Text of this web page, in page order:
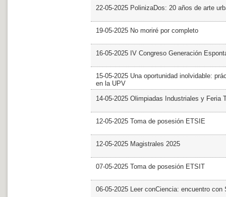
22-05-2025 PolinizaDos: 20 años de arte
19-05-2025 No moriré por completo
16-05-2025 IV Congreso Generación
15-05-2025 Una oportunidad inolvidable:
en la UPV
14-05-2025 Olimpiadas Industriales y Feria
12-05-2025 Toma de posesión ETSIE
12-05-2025 Magistrales 2025
07-05-2025 Toma de posesión ETSIT
06-05-2025 Leer conCiencia: encuentro con